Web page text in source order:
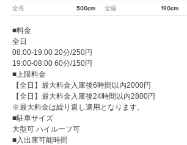
全長 500cm 全幅 190cm
■料金
全日
08:00-19:00 20分/250円
19:00-08:00 60分/150円
■上限料金
【全日】最大料金入庫後6時間以内2000円
【全日】最大料金入庫後24時間以内2800円
※最大料金は繰り返し適用となります。
■駐車サイズ
大型可 ハイルーフ可
■入出庫可能時間